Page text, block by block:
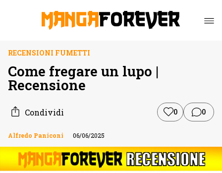
RECENSIONI FUMETTI
Come fregare un lupo |
Recensione
Condividi 0 0
Alfredo Paniconi 06/06/2025